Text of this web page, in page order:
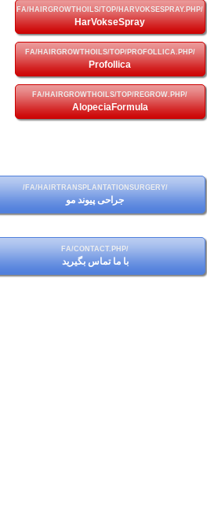
HarVokseSpray
Profollica
AlopeciaFormula
جراحی پیوند مو
با ما تماس بگیرید